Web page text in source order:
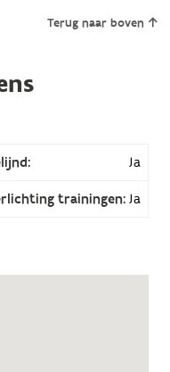
Terug naar boven
Ja
trainingen:Ja